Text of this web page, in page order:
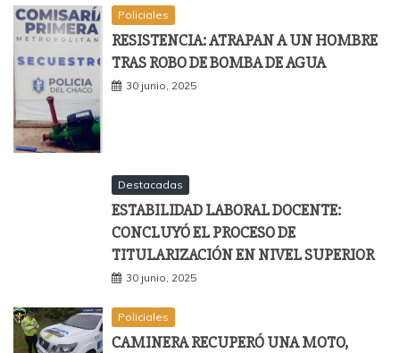
Policiales
RESISTENCIA: ATRAPAN A UN HOMBRE
TRAS ROBO DE BOMBA DE AGUA
30 junio, 2025
Destacadas
ESTABILIDAD LABORAL DOCENTE:
CONCLUYÓ EL PROCESO DE
TITULARIZACIÓN EN NIVEL SUPERIOR
30 junio, 2025
Policiales
CAMINERA RECUPERÓ UNA MOTO,